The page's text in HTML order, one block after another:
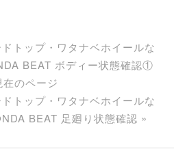
トップ・ワタナベホイールな
BEAT ボディー状態確認①
在のページ
トップ・ワタナベホイールな
BEAT 足廻り状態確認 »